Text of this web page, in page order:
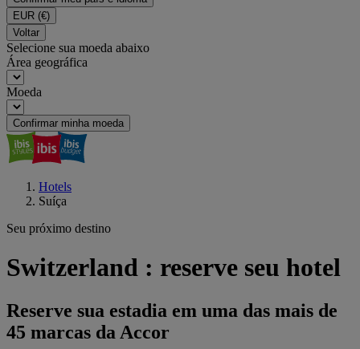
EUR (€)
Voltar
Selecione sua moeda abaixo
Área geográfica
Moeda
Confirmar minha moeda
Hotels
Suíça
Seu próximo destino
Switzerland : reserve seu hotel
Reserve sua estadia em uma das mais de
45 marcas da Accor